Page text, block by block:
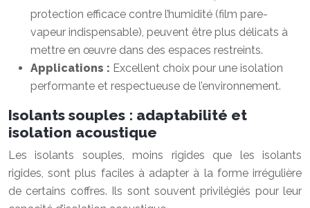
protection efficace contre l’humidité (film pare-
vapeur indispensable), peuvent être plus délicats à
mettre en œuvre dans des espaces restreints.
Applications : Excellent choix pour une isolation
performante et respectueuse de l’environnement.
Isolants souples : adaptabilité et
isolation acoustique
Les isolants souples, moins rigides que les isolants
rigides, sont plus faciles à adapter à la forme irrégulière
de certains coffres. Ils sont souvent privilégiés pour leur